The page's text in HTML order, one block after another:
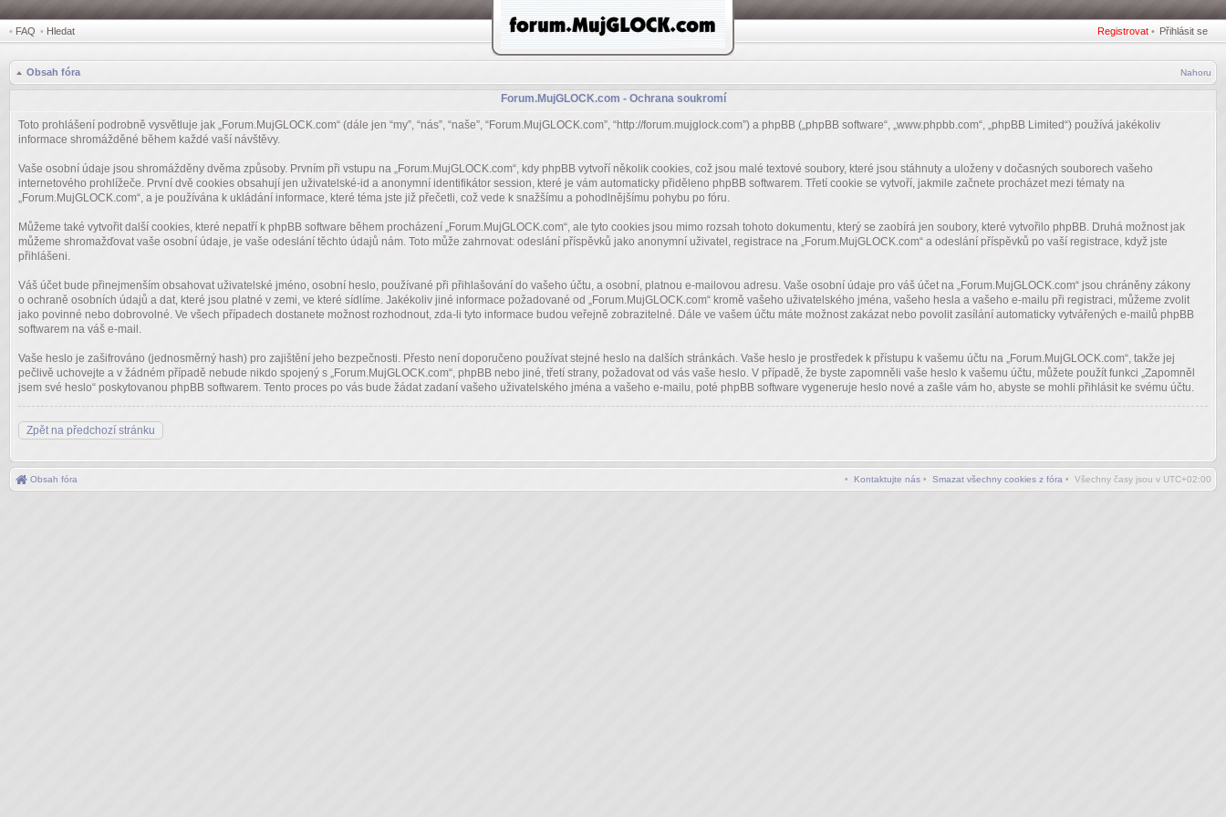
• FAQ • Hledat Registrovat • Přihlásit se
Obsah fóra Nahoru
Forum.MujGLOCK.com - Ochrana soukromí
Toto prohlášení podrobně vysvětluje jak „Forum.MujGLOCK.com“ (dále jen “my”, “nás”, “naše”, “Forum.MujGLOCK.com”, “http://forum.mujglock.com”) a phpBB („phpBB software“, „www.phpbb.com“, „phpBB Limited“) používá jakékoliv
informace shromážděné během každé vaší návštěvy.
Vaše osobní údaje jsou shromážděny dvěma způsoby. Prvním při vstupu na „Forum.MujGLOCK.com“, kdy phpBB vytvoří několik cookies, což jsou malé textové soubory, které jsou stáhnuty a uloženy v dočasných souborech vašeho
internetového prohlížeče. První dvě cookies obsahují jen uživatelské-id a anonymní identifikátor session, které je vám automaticky přiděleno phpBB softwarem. Třetí cookie se vytvoří, jakmile začnete procházet mezi tématy na
„Forum.MujGLOCK.com“, a je používána k ukládání informace, které téma jste již přečetli, což vede k snažšímu a pohodlnějšímu pohybu po fóru.
Můžeme také vytvořit další cookies, které nepatří k phpBB software během procházení „Forum.MujGLOCK.com“, ale tyto cookies jsou mimo rozsah tohoto dokumentu, který se zaobírá jen soubory, které vytvořilo phpBB. Druhá možnost jak
můžeme shromažďovat vaše osobní údaje, je vaše odeslání těchto údajů nám. Toto může zahrnovat: odeslání příspěvků jako anonymní uživatel, registrace na „Forum.MujGLOCK.com“ a odeslání příspěvků po vaší registrace, když jste
přihlášeni.
Váš účet bude přinejmenším obsahovat uživatelské jméno, osobní heslo, používané při přihlašování do vašeho účtu, a osobní, platnou e-mailovou adresu. Vaše osobní údaje pro váš účet na „Forum.MujGLOCK.com“ jsou chráněny zákony
o ochraně osobních údajů a dat, které jsou platné v zemi, ve které sídlíme. Jakékoliv jiné informace požadované od „Forum.MujGLOCK.com“ kromě vašeho uživatelského jména, vašeho hesla a vašeho e-mailu při registraci, můžeme zvolit
jako povinné nebo dobrovolné. Ve všech případech dostanete možnost rozhodnout, zda-li tyto informace budou veřejně zobrazitelné. Dále ve vašem účtu máte možnost zakázat nebo povolit zasílání automaticky vytvářených e-mailů phpBB
softwarem na váš e-mail.
Vaše heslo je zašifrováno (jednosměrný hash) pro zajištění jeho bezpečnosti. Přesto není doporučeno používat stejné heslo na dalších stránkách. Vaše heslo je prostředek k přístupu k vašemu účtu na „Forum.MujGLOCK.com“, takže jej
pečlivě uchovejte a v žádném případě nebude nikdo spojený s „Forum.MujGLOCK.com“, phpBB nebo jiné, třetí strany, požadovat od vás vaše heslo. V případě, že byste zapomněli vaše heslo k vašemu účtu, můžete použít funkci „Zapomněl
jsem své heslo“ poskytovanou phpBB softwarem. Tento proces po vás bude žádat zadaní vašeho uživatelského jména a vašeho e-mailu, poté phpBB software vygeneruje heslo nové a zašle vám ho, abyste se mohli přihlásit ke svému účtu.
Zpět na předchozí stránku
Obsah fóra • Všechny časy jsou v UTC+02:00
• Smazat všechny cookies z fóra
• Kontaktujte nás